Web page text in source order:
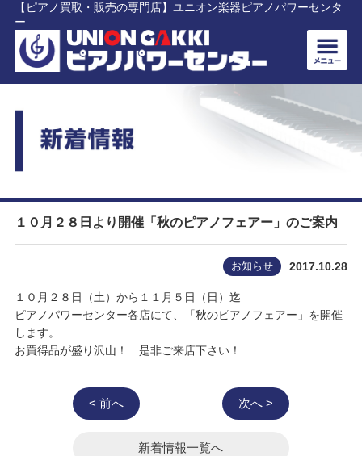
【ピアノ買取・販売の専門店】ユニオン楽器ピアノパワーセンタ
ー
１０月２８日より開催「秋のピアノフェアー」のご案内
お知らせ 2017.10.28
１０月２８日（土）から１１月５日（日）迄
ピアノパワーセンター各店にて、「秋のピアノフェアー」を開催
します。
お買得品が盛り沢山！ 是非ご来店下さい！
< 前へ 次へ >
新着情報一覧へ